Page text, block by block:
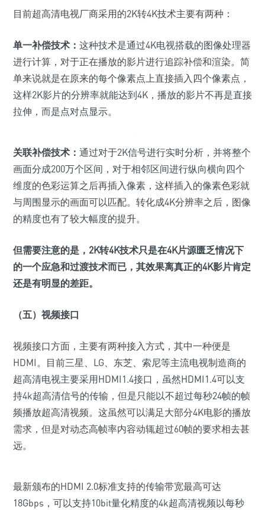
目前超高清电视厂商采用的2K转4K技术主要有两种：
单一补偿技术： 这种技术是通过4K电视搭载的图像处理器
进行计算，对于正在播放的影片进行追踪补偿和渲染。简
单来说就是在原来的每个像素点上直接插入四个像素点，
这样2K影片的分辨率就能达到4K，播放的影片不再是直接
拉伸，而是点对点显示。
关联补偿技术： 通过对于2K信号进行实时分析，并将整个
画面分成200万个区间，对于相邻区间进行纵向横向四个
维度的色彩运算之后再插入像素，这样插入的像素色彩就
与周围显示的画面可以匹配。转化成4K分辨率之后，图像
的精度也有了较大幅度的提升。
但需要注意的是， 2K转4K技术只是在4K片源匮乏情况下
的一个应急和过渡技术而已，其效果离真正的4K影片肯定
还是有明显的差距。
（五）视频接口
视频接口方面，主要有两种接入方式，其中一种便是
HDMI。目前三星、LG、东芝、索尼等主流电视制造商的
超高清电视主要采用HDMI1.4接口，虽然HDMI1.4可以支
持4k超高清信号的传输，但是只能以不超过每秒24帧的帧
频播放超高清视频。这虽然可以满足大部分4K电影的播放
需求，但是对动态高帧率内容动辄超过60帧的要求相去甚
远。
最新颁布的HDMI 2.0标准支持的传输带宽最高可达
18Gbps，可以支持10bit量化精度的4k超高清视频以每秒